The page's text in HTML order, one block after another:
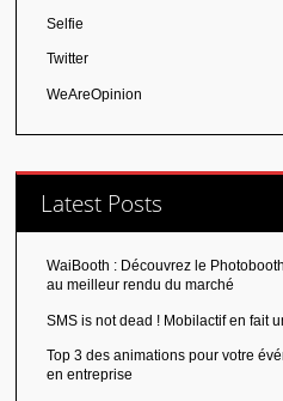
Selfie
Twitter
WeAreOpinion
Latest Posts
WaiBooth : Découvrez le
au meilleur rendu du marché
SMS is not dead ! Mobilactif en fait
Top 3 des animations pour votre
en entreprise